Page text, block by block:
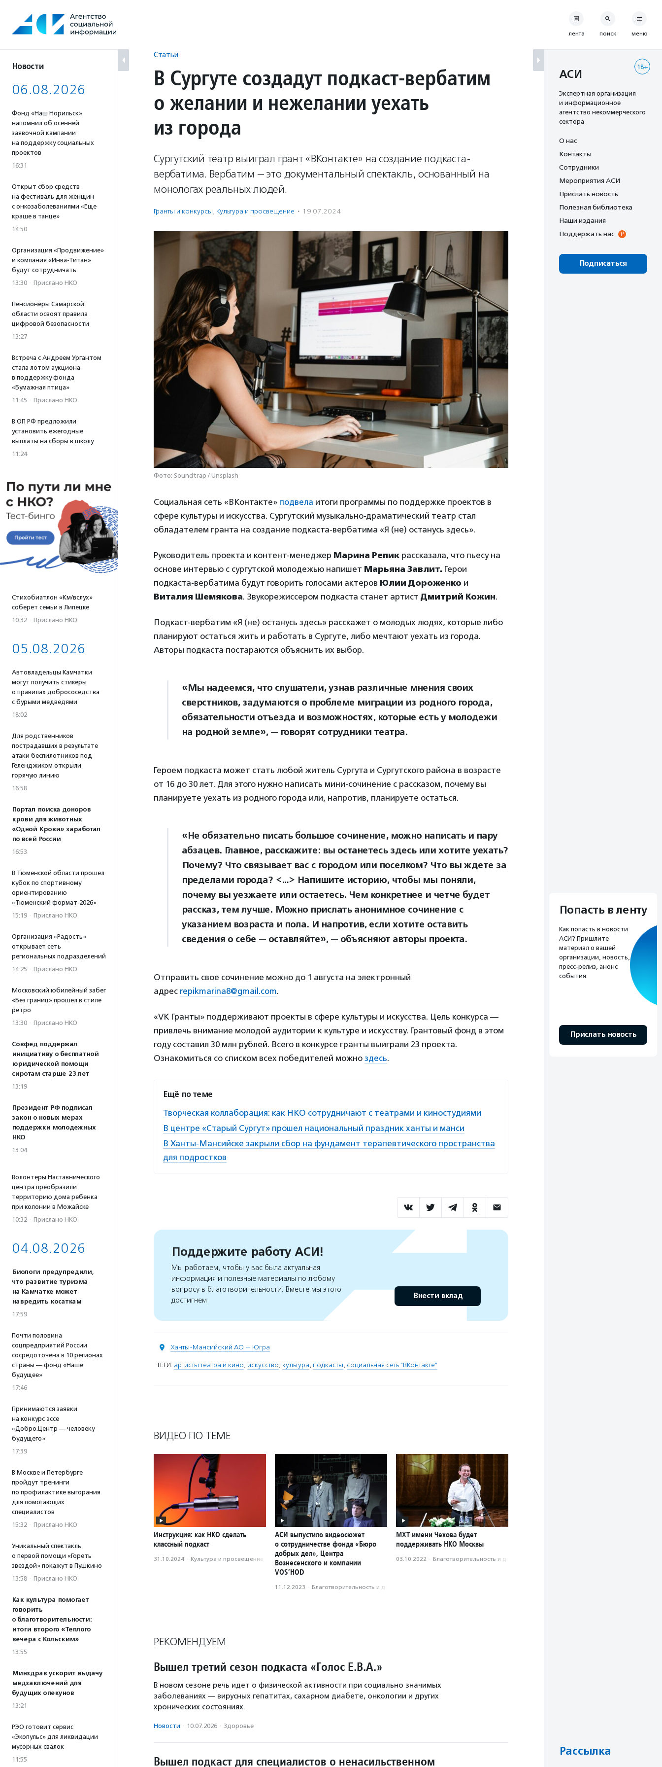
содержанию
Новости
06.08.2026
Фонд «Наш Норильск»
напомнил об осенней
заявочной кампании
на поддержку социальных
проектов
16:31
Открыт сбор средств
на фестиваль для женщин
с онкозаболеваниями «Еще
краше в танце»
14:50
Организация «Продвижение»
и компания «Инва-Титан»
будут сотрудничать
13:30 · Прислано НКО
Пенсионеры Самарской
области освоят правила
цифровой безопасности
13:27
Встреча с Андреем Ургантом
стала лотом аукциона
в поддержку фонда
«Бумажная птица»
11:45 · Прислано НКО
В ОП РФ предложили
установить ежегодные
выплаты на сборы в школу
11:24
Стихобиатлон «Км/вслух»
соберет семьи в Липецке
10:32 · Прислано НКО
05.08.2026
Автовладельцы Камчатки
могут получить стикеры
о правилах добрососедства
с бурыми медведями
18:02
Для родственников
пострадавших в результате
атаки беспилотников под
Геленджиком открыли
горячую линию
16:58
Портал поиска доноров
крови для животных
«Одной Крови» заработал
по всей России
16:53
В Тюменской области прошел
кубок по спортивному
ориентированию
«Тюменский формат-2026»
15:19 · Прислано НКО
Организация «Радость»
открывает сеть
региональных подразделений
14:25 · Прислано НКО
Московский юбилейный забег
«Без границ» прошел в стиле
ретро
13:30 · Прислано НКО
Совфед поддержал
инициативу о бесплатной
юридической помощи
сиротам старше 23 лет
13:19
Президент РФ подписал
закон о новых мерах
поддержки молодежных
НКО
13:04
Волонтеры Наставнического
центра преобразили
территорию дома ребенка
при колонии в Можайске
10:32 · Прислано НКО
04.08.2026
Биологи предупредили,
что развитие туризма
на Камчатке может
навредить косаткам
17:59
Почти половина
соцпредприятий России
сосредоточена в 10 регионах
страны — фонд «Наше
будущее»
17:46
Принимаются заявки
на конкурс эссе
«Добро.Центр — человеку
будущего»
17:39
В Москве и Петербурге
пройдут тренинги
по профилактике выгорания
для помогающих
специалистов
15:32 · Прислано НКО
Уникальный спектакль
о первой помощи «Гореть
звездой» покажут в Пушкино
13:58 · Прислано НКО
Как культура помогает
говорить
о благотворительности:
итоги второго «Теплого
вечера с Кольским»
13:55
Минздрав ускорит выдачу
медзаключений для
будущих опекунов
13:21
РЭО готовит сервис
«Экопульс» для ликвидации
мусорных свалок
11:55
Статьи
В Сургуте создадут подкаст-вербатим
о желании и нежелании уехать
из города
Сургутский театр выиграл грант «ВКонтакте» на создание подкаста-
вербатима. Вербатим — это документальный спектакль, основанный на
монологах реальных людей.
Гранты и конкурсы, Культура и просвещение · 19.07.2024
Фото: Soundtrap / Unsplash
Социальная сеть «ВКонтакте» подвела итоги программы по поддержке проектов в
сфере культуры и искусства. Сургутский музыкально-драматический театр стал
обладателем гранта на создание подкаста-вербатима «Я (не) останусь здесь».
Руководитель проекта и контент-менеджер Марина Репик рассказала, что пьесу на
основе интервью с сургутской молодежью напишет Марьяна Завлит. Герои
подкаста-вербатима будут говорить голосами актеров Юлии Дороженко и
Виталия Шемякова. Звукорежиссером подкаста станет артист Дмитрий Кожин.
Подкаст-вербатим «Я (не) останусь здесь» расскажет о молодых людях, которые либо
планируют остаться жить и работать в Сургуте, либо мечтают уехать из города.
Авторы подкаста постараются объяснить их выбор.
«Мы надеемся, что слушатели, узнав различные мнения своих
сверстников, задумаются о проблеме миграции из родного города,
обязательности отъезда и возможностях, которые есть у молодежи
на родной земле», — говорят сотрудники театра.
Героем подкаста может стать любой житель Сургута и Сургутского района в возрасте
от 16 до 30 лет. Для этого нужно написать мини-сочинение с рассказом, почему вы
планируете уехать из родного города или, напротив, планируете остаться.
«Не обязательно писать большое сочинение, можно написать и пару
абзацев. Главное, расскажите: вы останетесь здесь или хотите уехать?
Почему? Что связывает вас с городом или поселком? Что вы ждете за
пределами города? <…> Напишите историю, чтобы мы поняли,
почему вы уезжаете или остаетесь. Чем конкретнее и четче будет
рассказ, тем лучше. Можно прислать анонимное сочинение с
указанием возраста и пола. И напротив, если хотите оставить
сведения о себе — оставляйте», — объясняют авторы проекта.
Отправить свое сочинение можно до 1 августа на электронный
адрес repikmarina8@gmail.com.
«VK Гранты» поддерживают проекты в сфере культуры и искусства. Цель конкурса —
привлечь внимание молодой аудитории к культуре и искусству. Грантовый фонд в этом
году составил 30 млн рублей. Всего в конкурсе гранты выиграли 23 проекта.
Ознакомиться со списком всех победителей можно здесь.
Ещё по теме
Творческая коллаборация: как НКО сотрудничают с театрами и киностудиями
В центре «Старый Сургут» прошел национальный праздник ханты и манси
В Ханты-Мансийске закрыли сбор на фундамент терапевтического пространства
для подростков
Поддержите работу АСИ!
Мы работаем, чтобы у вас была актуальная
информация и полезные материалы по любому
вопросу в благотворительности. Вместе мы этого
достигнем
Внести вклад
Ханты-Мансийский АО — Югра
ТЕГИ: артисты театра и кино, искусство, культура, подкасты, социальная сеть "ВКонтакте"
ВИДЕО ПО ТЕМЕ
Инструкция: как НКО сделать
классный подкаст
31.10.2024 · Культура и просвещение
АСИ выпустило видеосюжет
о сотрудничестве фонда «Бюро
добрых дел», Центра
Вознесенского и компании
VOS’HOD
11.12.2023 · Благотвори­тель­ность и доброволь­чест­во
МХТ имени Чехова будет
поддерживать НКО Москвы
03.10.2022 · Благотвори­тель­ность и доброволь­чест­во
РЕКОМЕНДУЕМ
Вышел третий сезон подкаста «Голос Е.В.А.»
В новом сезоне речь идет о физической активности при социально значимых
заболеваниях — вирусных гепатитах, сахарном диабете, онкологии и других
хронических состояниях.
Новости · 10.07.2026 · Здоровье
Вышел подкаст для специалистов о ненасильственном
лента поиск меню
18+
АСИ
Экспертная организация
и информационное
агентство некоммерческого
сектора
О нас
Контакты
Сотрудники
Мероприятия АСИ
Прислать новость
Полезная библиотека
Наши издания
Поддержать нас
Подписаться
Попасть в ленту
Как попасть в новости
АСИ? Пришлите
материал о вашей
организации, новость,
пресс-релиз, анонс
события.
Прислать новость
Рассылка